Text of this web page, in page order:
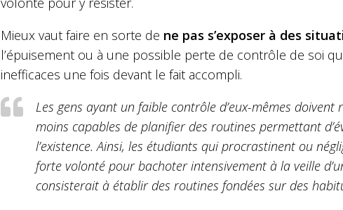
Mieux vaut faire en sorte de ne pas s’exposer à des
l’épuisement ou à une possible perte de contrôle de soi
inefficaces une fois devant le fait accompli.
Les gens ayant un faible contrôle d’eux-mêmes
moins capables de planifier des routines permettant
l’existence. Ainsi, les étudiants qui procrastinent ou
forte volonté pour bachoter intensivement à la veille
consisterait à établir des routines fondées sur des